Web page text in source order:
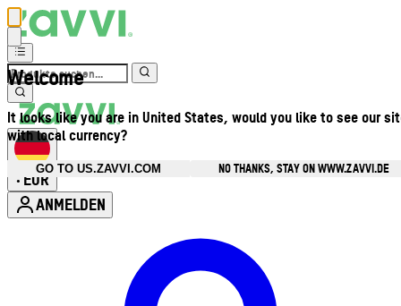
Welcome
It looks like you are in United States, would you like to see our
with local currency?
GO TO US.ZAVVI.COM
NO THANKS, STAY ON WWW.ZAVVI.DE
• EUR
ANMELDEN